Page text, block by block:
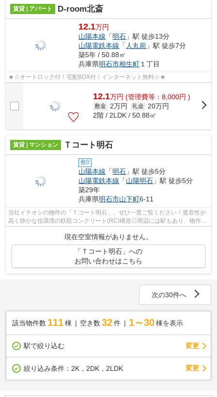
賃貸 | アパート D-room北斎
12.1万円
山陽本線 「明石 」駅 徒歩13分
山陽電鉄本線 「 人丸前 」駅 徒歩7分
築5年 / 50.88㎡
兵庫県明石市相生町 １丁目
★☆オートロック付！宅配BOX付！インターネット無料☆★
12.1万円 (管理費等：8,000円 )
敷金 2万円 礼金 20万円
2階 / 2LDK / 50.88㎡
賃貸 | マンション Ｔコート明石
敷0
山陽本線 「明石 」駅 徒歩5分
山陽電鉄本線 「山陽明石 」駅 徒歩5分
築29年
兵庫県明石市山下町6-11
当社イチオシの物件の「Ｔコート明石」。ぜひ一度ご覧ください！遮音性が
高く静かな住環境の鉄筋コンクリート(RC)構造◎周辺には駅もあり、物件か
ら5分ほど歩くだけで、利用可能です◎機...
現在空室情報がありません。
「Ｔコート明石」への
お問い合わせはこちら
次の30件へ
該当物件数 111棟 空き数 32 件 1～30 棟を表示
駅で絞り込む 変更
絞り込み条件： 2K，2DK，2LDK 変更